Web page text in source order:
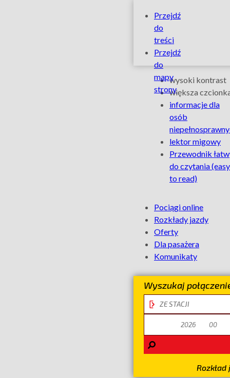
ŁKA
funkcjonuje
bez
zakłóceń
Łódzka
Kolej
Szybkie
linki
Przejdź
do
treści
Przejdź
do
mapy
strony
Ułatwienia
dla
osób
wysoki kontrast
większa
informacje dla
osób
lektor migowy
Przewodnik
do czytania(easy
to read)
skróty
Pociągi online
Rozkłady jazdy
Oferty
Dla pasażera
Komunikaty
Wyszukaj
stacja
odjazdu
odjazdu